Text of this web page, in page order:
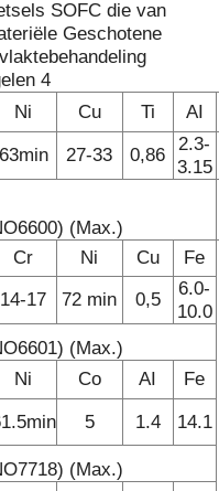
Ni Cu Ti
AI
63min 27-33 0,86
2.3-
3.15
(Max.)
Cr Ni Cu
Fe
14-17 72 min 0,5
6.0-
10.0
(Max.)
Ni Co AI
Fe
5 1.4 14.1
(Max.)